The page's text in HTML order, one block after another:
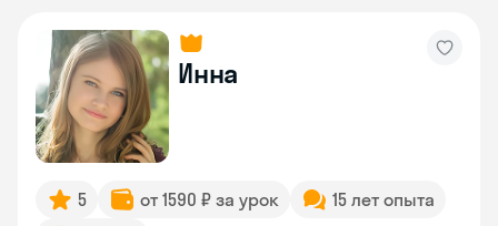
Инна
5 от 1590 ₽ за урок
15 лет опыта